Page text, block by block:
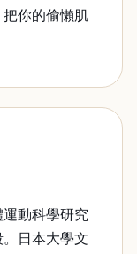
你的偷懶肌
動科學研究
日本大學文